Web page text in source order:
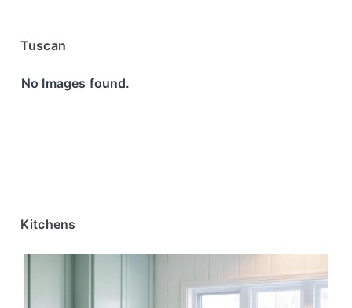
Tuscan
No Images found.
Kitchens